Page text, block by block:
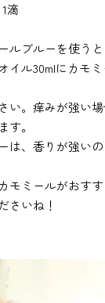
滴
ルブルーを使うと
イル30mlにカモ
い。痒みが強い
す。
は、香りが強いの
モミールがおすす
さいね！